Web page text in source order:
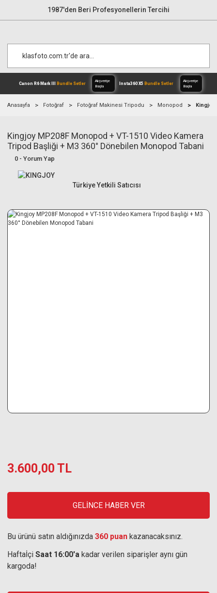
1987'den Beri Profesyonellerin Tercihi
Canon R6 Mark IIIBundle Setler
Alışverişe
Başla
Anasayfa Fotoğraf Fotoğraf Makinesi Tripodu Monopod Kingjoy
Kingjoy MP208F Monopod + VT-1510 Video Kamera
Tripod Başliği + M3 360° Dönebilen Monopod Tabani
0 - Yorum Yap
Türkiye Yetkili Satıcısı
3.600,00 TL
GELİNCE HABER VER
Bu ürünü satın aldığınızda 360 puan kazanacaksınız.
Haftaİçi Saat 16:00'a kadar verilen siparişler aynı gün
kargoda!